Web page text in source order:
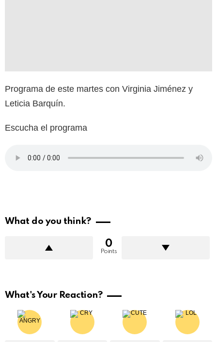
Programa de este martes con Virginia Jiménez y
Leticia Barquín.
Escucha el programa
What do you think?
0
Points
What's Your Reaction?